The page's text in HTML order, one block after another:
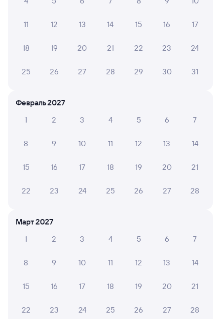
Тверь
Мурманск
Дни следования ближайшие: 9, 10, 11 августа Маршрут
092А Проходящий 7,8
из Москвы Октябрьской
22:55 09:10
Дни следования ближайшие: 9, 10, 11 августа Маршрут
от6 ⁠368 ⁠₽
Выберите дату
Искать билеты
11 12 13 14 15 16 17
18 19 20 21 22 23 24
25 26 27 28 29 30 31
Февраль 2027
1
2 3 4 5 6 7
8 9 10 11 12 13 14
15 16 17 18 19 20 21
22 23 24 25 26 27 28
Март 2027
1
2 3 4 5 6 7
8 9 10 11 12 13 14
15 16 17 18 19 20 21
22 23 24 25 26 27 28